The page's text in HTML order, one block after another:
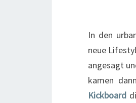
In den
neue
angesagt
kamen
Kickboard